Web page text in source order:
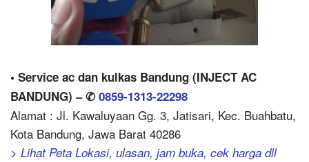
• Service ac dan kulkas Bandung (INJECT AC
BANDUNG) – ✆0859-1313-22298
Alamat : Jl. Kawaluyaan Gg. 3, Jatisari, Kec. Buahbatu,
Kota Bandung, Jawa Barat 40286
> Lihat Peta Lokasi, ulasan, jam buka, cek harga dll